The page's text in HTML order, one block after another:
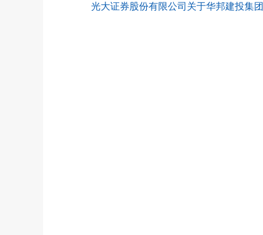
光大证券股份有限公司关于华邦建投集